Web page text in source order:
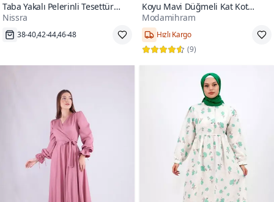
Taba Yakalı Pelerinli Tesettür
Elbise
Nissra
Hızlı Kargo
Koyu Mavi Düğmeli Kat Kot
Tesettür Elbise
Modamihram
38,40,42,44,46,48
(9)